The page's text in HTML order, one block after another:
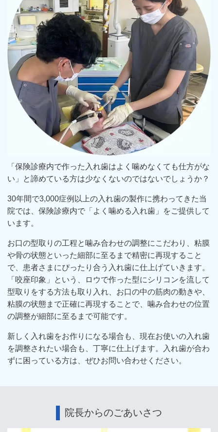
「保険診療内で作った入れ歯はよく噛めなくても仕方がな
い」と諦めている方は少なくないのではないでしょうか？
30年間で3,000症例以上の入れ歯の製作に携わってきた当
院では、保険診療内で「よく噛める入れ歯」をご提供して
います。
お口の型取りの工程と噛み合わせの調整にこだわり、粘膜
や骨の状態といった細部に至るまで精密に再現すること
で、患者さまにぴったり合う入れ歯に仕上げていきます。
「咬座印象」という、ロウで作った型にシリコンを流して
型取りをする方法も取り入れ、お口の中の筋肉の動きや、
粘膜の状態まで正確に再現することで、噛み合わせの位置
の調整が細部に至るまで可能です。
新しく入れ歯をお作りになる場合も、現在お使いの入れ歯
を調整されたい場合も、丁寧に仕上げます。入れ歯が合わ
ずに困っている方は、ぜひお問い合わせください。
院長からのごあいさつ